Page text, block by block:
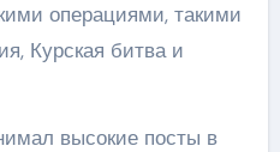
операциями, такими
Курская битва и
высокие посты в